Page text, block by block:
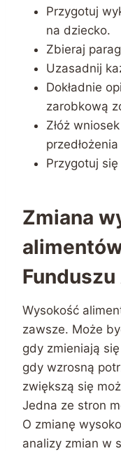
Przygotuj
na dziecko.
Zbieraj
Uzasadnij
Dokładnie
zarobkową
Złóż
Przygotuj
Zmiana
Wysokość
zawsze. Może
gdy zmieniają
gdy wzrosną
zwiększą się
Jedna ze stron
O zmianę
analizy zmian w